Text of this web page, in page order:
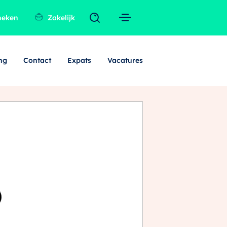
Zakelijk
Contact Expats Vacatures